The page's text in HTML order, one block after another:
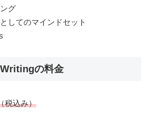
グ
してのマインドセット
の料金
税込み）